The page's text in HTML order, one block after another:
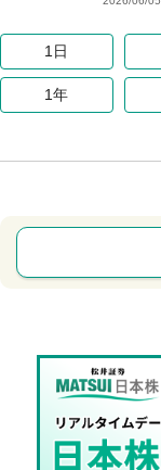
1日
1年